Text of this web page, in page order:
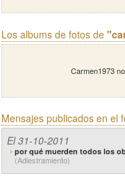
Los albums de fotos de
Carmen1973
Mensajes publicados en el
El 31-10-2011
por qué muerden todos los
(Adiestramiento)